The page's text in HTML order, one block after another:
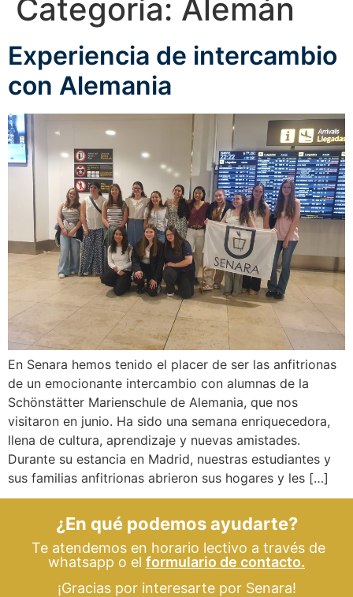
Categoría: Alemán
Experiencia de intercambio
con Alemania
En Senara hemos tenido el placer de ser las anfitrionas
de un emocionante intercambio con alumnas de la
Schönstätter Marienschule de Alemania, que nos
visitaron en junio. Ha sido una semana enriquecedora,
llena de cultura, aprendizaje y nuevas amistades.
Durante su estancia en Madrid, nuestras estudiantes y
sus familias anfitrionas abrieron sus hogares y les […]
¿En qué podemos ayudarte?
Te atendemos en horario lectivo a través de
whatsapp o el formulario de contacto.
¡Gracias por interesarte por Senara!